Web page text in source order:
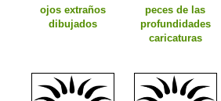
ojos extraños
dibujados
peces de las
profundidades
caricaturas